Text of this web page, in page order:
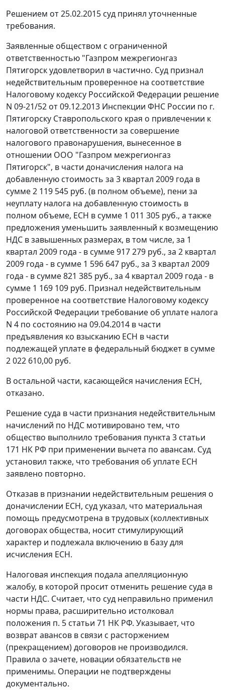
Решением от 25.02.2015 суд принял уточненные
требования.
Заявленные обществом с ограниченной
ответственностью "Газпром межрегионгаз
Пятигорск удовлетворил в частично. Суд признал
недействительным проверенное на соответствие
Налоговому кодексу Российской Федерации решение
N 09-21/52 от 09.12.2013 Инспекции ФНС России по г.
Пятигорску Ставропольского края о привлечении к
налоговой ответственности за совершение
налогового правонарушения, вынесенное в
отношении ООО "Газпром межрегионгаз
Пятигорск", в части доначисления налога на
добавленную стоимость за 3 квартал 2009 года в
сумме 2 119 545 руб. (в полном объеме), пени за
неуплату налога на добавленную стоимость в
полном объеме, ЕСН в сумме 1 011 305 руб., а также
предложения уменьшить заявленный к возмещению
НДС в завышенных размерах, в том числе, за 1
квартал 2009 года - в сумме 917 279 руб., за 2 квартал
2009 года - в сумме 1 596 647 руб., за 3 квартал 2009
года - в сумме 821 385 руб., за 4 квартал 2009 года - в
сумме 1 169 109 руб. Признал недействительным
проверенное на соответствие Налоговому кодексу
Российской Федерации требование об уплате налога
N 4 по состоянию на 09.04.2014 в части
предъявления ко взысканию ЕСН в части
подлежащей уплате в федеральный бюджет в сумме
2 022 610,00 руб.
В остальной части, касающейся начисления ЕСН,
отказано.
Решение суда в части признания недействительным
начислений по НДС мотивировано тем, что
общество выполнило требования пункта 3 статьи
171 НК РФ при применении вычета по авансам. Суд
установил также, что требования об уплате ЕСН
заявлено повторно.
Отказав в признании недействительным решения о
доначислении ЕСН, суд указал, что материальная
помощь предусмотрена в трудовых (коллективных
договорах общества, носит стимулирующий
характер и подлежала включению в базу для
исчисления ЕСН.
Налоговая инспекция подала апелляционную
жалобу, в которой просит отменить решение суда в
части НДС. Считает, что суд неправильно применил
нормы права, расширительно истолковал
положения п. 5 статьи 71 НК РФ. Указывает, что
возврат авансов в связи с расторжением
(прекращением) договоров не производился.
Правила о зачете, новации обязательств не
применимы. Операции не подтверждены
документально.